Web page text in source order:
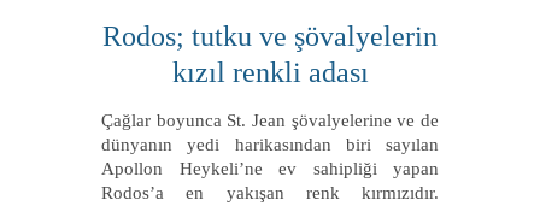
Rodos; tutku ve şövalyelerin
kızıl renkli adası
Çağlar boyunca St. Jean şövalyelerine ve de
dünyanın yedi harikasından biri sayılan
Apollon Heykeli’ne ev sahipliği yapan
Rodos’a en yakışan renk kırmızıdır.